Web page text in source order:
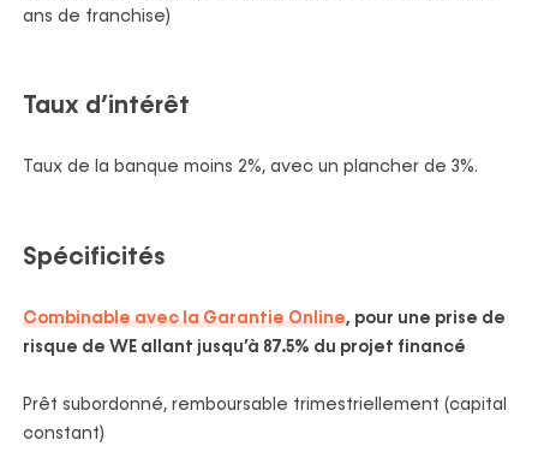
ans de franchise)
Taux d’intérêt
Taux de la banque moins 2%, avec un plancher de 3%.
Spécificités
Combinable avec la Garantie Online, pour une prise de
risque de WE allant jusqu’à 87.5% du projet financé
Prêt subordonné, remboursable trimestriellement (capital
constant)